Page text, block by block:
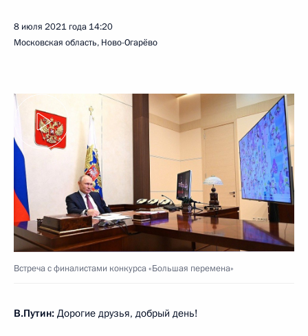
8 июля 2021 года 14:20
Московская область, Ново-Огарёво
Встреча с финалистами конкурса «Большая перемена»
В.Путин: Дорогие друзья, добрый день!